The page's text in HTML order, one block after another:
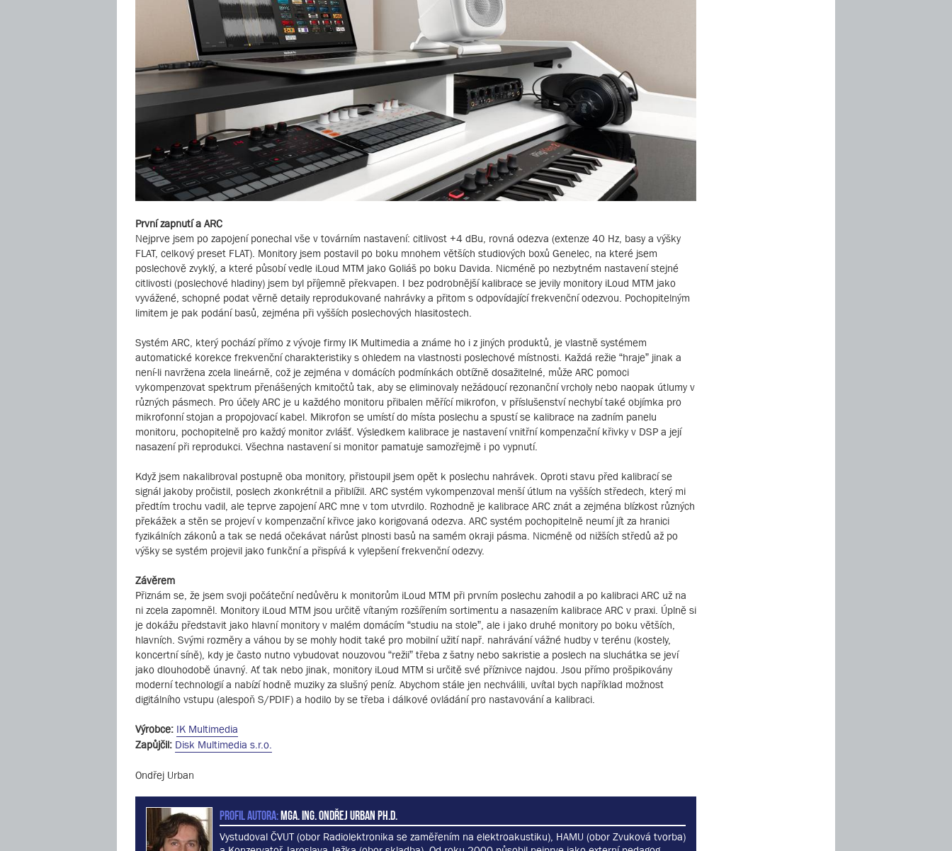
První zapnutí a ARC
Nejprve jsem po zapojení ponechal vše v továrním nastavení: citlivost +4 dBu, rovná odezva (extenze 40 Hz, basy a výšky
FLAT, celkový preset FLAT). Monitory jsem postavil po boku mnohem větších studiových boxů Genelec, na které jsem
poslechově zvyklý, a které působí vedle iLoud MTM jako Goliáš po boku Davida. Nicméně po nezbytném nastavení stejné
citlivosti (poslechové hladiny) jsem byl příjemně překvapen. I bez podrobnější kalibrace se jevily monitory iLoud MTM jako
vyvážené, schopné podat věrně detaily reprodukované nahrávky a přitom s odpovídající frekvenční odezvou. Pochopitelným
limitem je pak podání basů, zejména při vyšších poslechových hlasitostech.
Systém ARC, který pochází přímo z vývoje firmy IK Multimedia a známe ho i z jiných produktů, je vlastně systémem
automatické korekce frekvenční charakteristiky s ohledem na vlastnosti poslechové místnosti. Každá režie “hraje” jinak a
není-li navržena zcela lineárně, což je zejména v domácích podmínkách obtížně dosažitelné, může ARC pomoci
vykompenzovat spektrum přenášených kmitočtů tak, aby se eliminovaly nežádoucí rezonanční vrcholy nebo naopak útlumy v
různých pásmech. Pro účely ARC je u každého monitoru přibalen měřící mikrofon, v příslušenství nechybí také objímka pro
mikrofonní stojan a propojovací kabel. Mikrofon se umístí do místa poslechu a spustí se kalibrace na zadním panelu
monitoru, pochopitelně pro každý monitor zvlášť. Výsledkem kalibrace je nastavení vnitřní kompenzační křivky v DSP a její
nasazení při reprodukci. Všechna nastavení si monitor pamatuje samozřejmě i po vypnutí.
Když jsem nakalibroval postupně oba monitory, přistoupil jsem opět k poslechu nahrávek. Oproti stavu před kalibrací se
signál jakoby pročistil, poslech zkonkrétnil a přiblížil. ARC systém vykompenzoval menší útlum na vyšších středech, který mi
předtím trochu vadil, ale teprve zapojení ARC mne v tom utvrdilo. Rozhodně je kalibrace ARC znát a zejména blízkost různých
překážek a stěn se projeví v kompenzační křivce jako korigovaná odezva. ARC systém pochopitelně neumí jít za hranici
fyzikálních zákonů a tak se nedá očekávat nárůst plnosti basů na samém okraji pásma. Nicméně od nižších středů až po
výšky se systém projevil jako funkční a přispívá k vylepšení frekvenční odezvy.
Závěrem
Přiznám se, že jsem svoji počáteční nedůvěru k monitorům iLoud MTM při prvním poslechu zahodil a po kalibraci ARC už na
ni zcela zapomněl. Monitory iLoud MTM jsou určitě vítaným rozšířením sortimentu a nasazením kalibrace ARC v praxi. Úplně si
je dokážu představit jako hlavní monitory v malém domácím “studiu na stole”, ale i jako druhé monitory po boku větších,
hlavních. Svými rozměry a váhou by se mohly hodit také pro mobilní užití např. nahrávání vážné hudby v terénu (kostely,
koncertní síně), kdy je často nutno vybudovat nouzovou “režii” třeba z šatny nebo sakristie a poslech na sluchátka se jeví
jako dlouhodobě únavný. Ať tak nebo jinak, monitory iLoud MTM si určitě své příznivce najdou. Jsou přímo prošpikovány
moderní technologií a nabízí hodně muziky za slušný peníz. Abychom stále jen nechválili, uvítal bych například možnost
digitálního vstupu (alespoň S/PDIF) a hodilo by se třeba i dálkové ovládání pro nastavování a kalibraci.
Výrobce: IK Multimedia
Zapůjčil: Disk Multimedia s.r.o.
Ondřej Urban
PROFIL AUTORA:MgA. Ing. Ondřej Urban Ph.D.
Vystudoval ČVUT (obor Radiolektronika se zaměřením na elektroakustiku), HAMU (obor Zvuková tvorba)